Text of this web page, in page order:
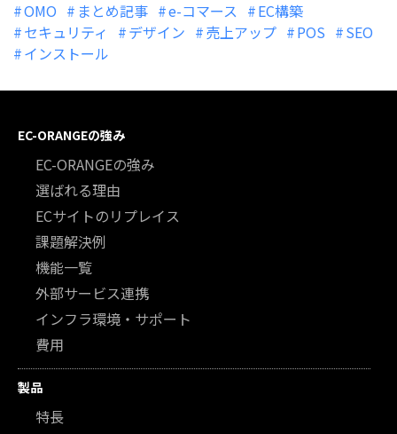
OMO
まとめ記事 e-コマース
EC構築
セキュリティ
デザイン 売上アップ POS
SEO
インストール
EC-ORANGEの強み
EC-ORANGEの強み
選ばれる理由
ECサイトのリプレイス
課題解決例
機能一覧
外部サービス連携
インフラ環境・サポート
費用
製品
特長